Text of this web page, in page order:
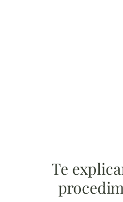
Te